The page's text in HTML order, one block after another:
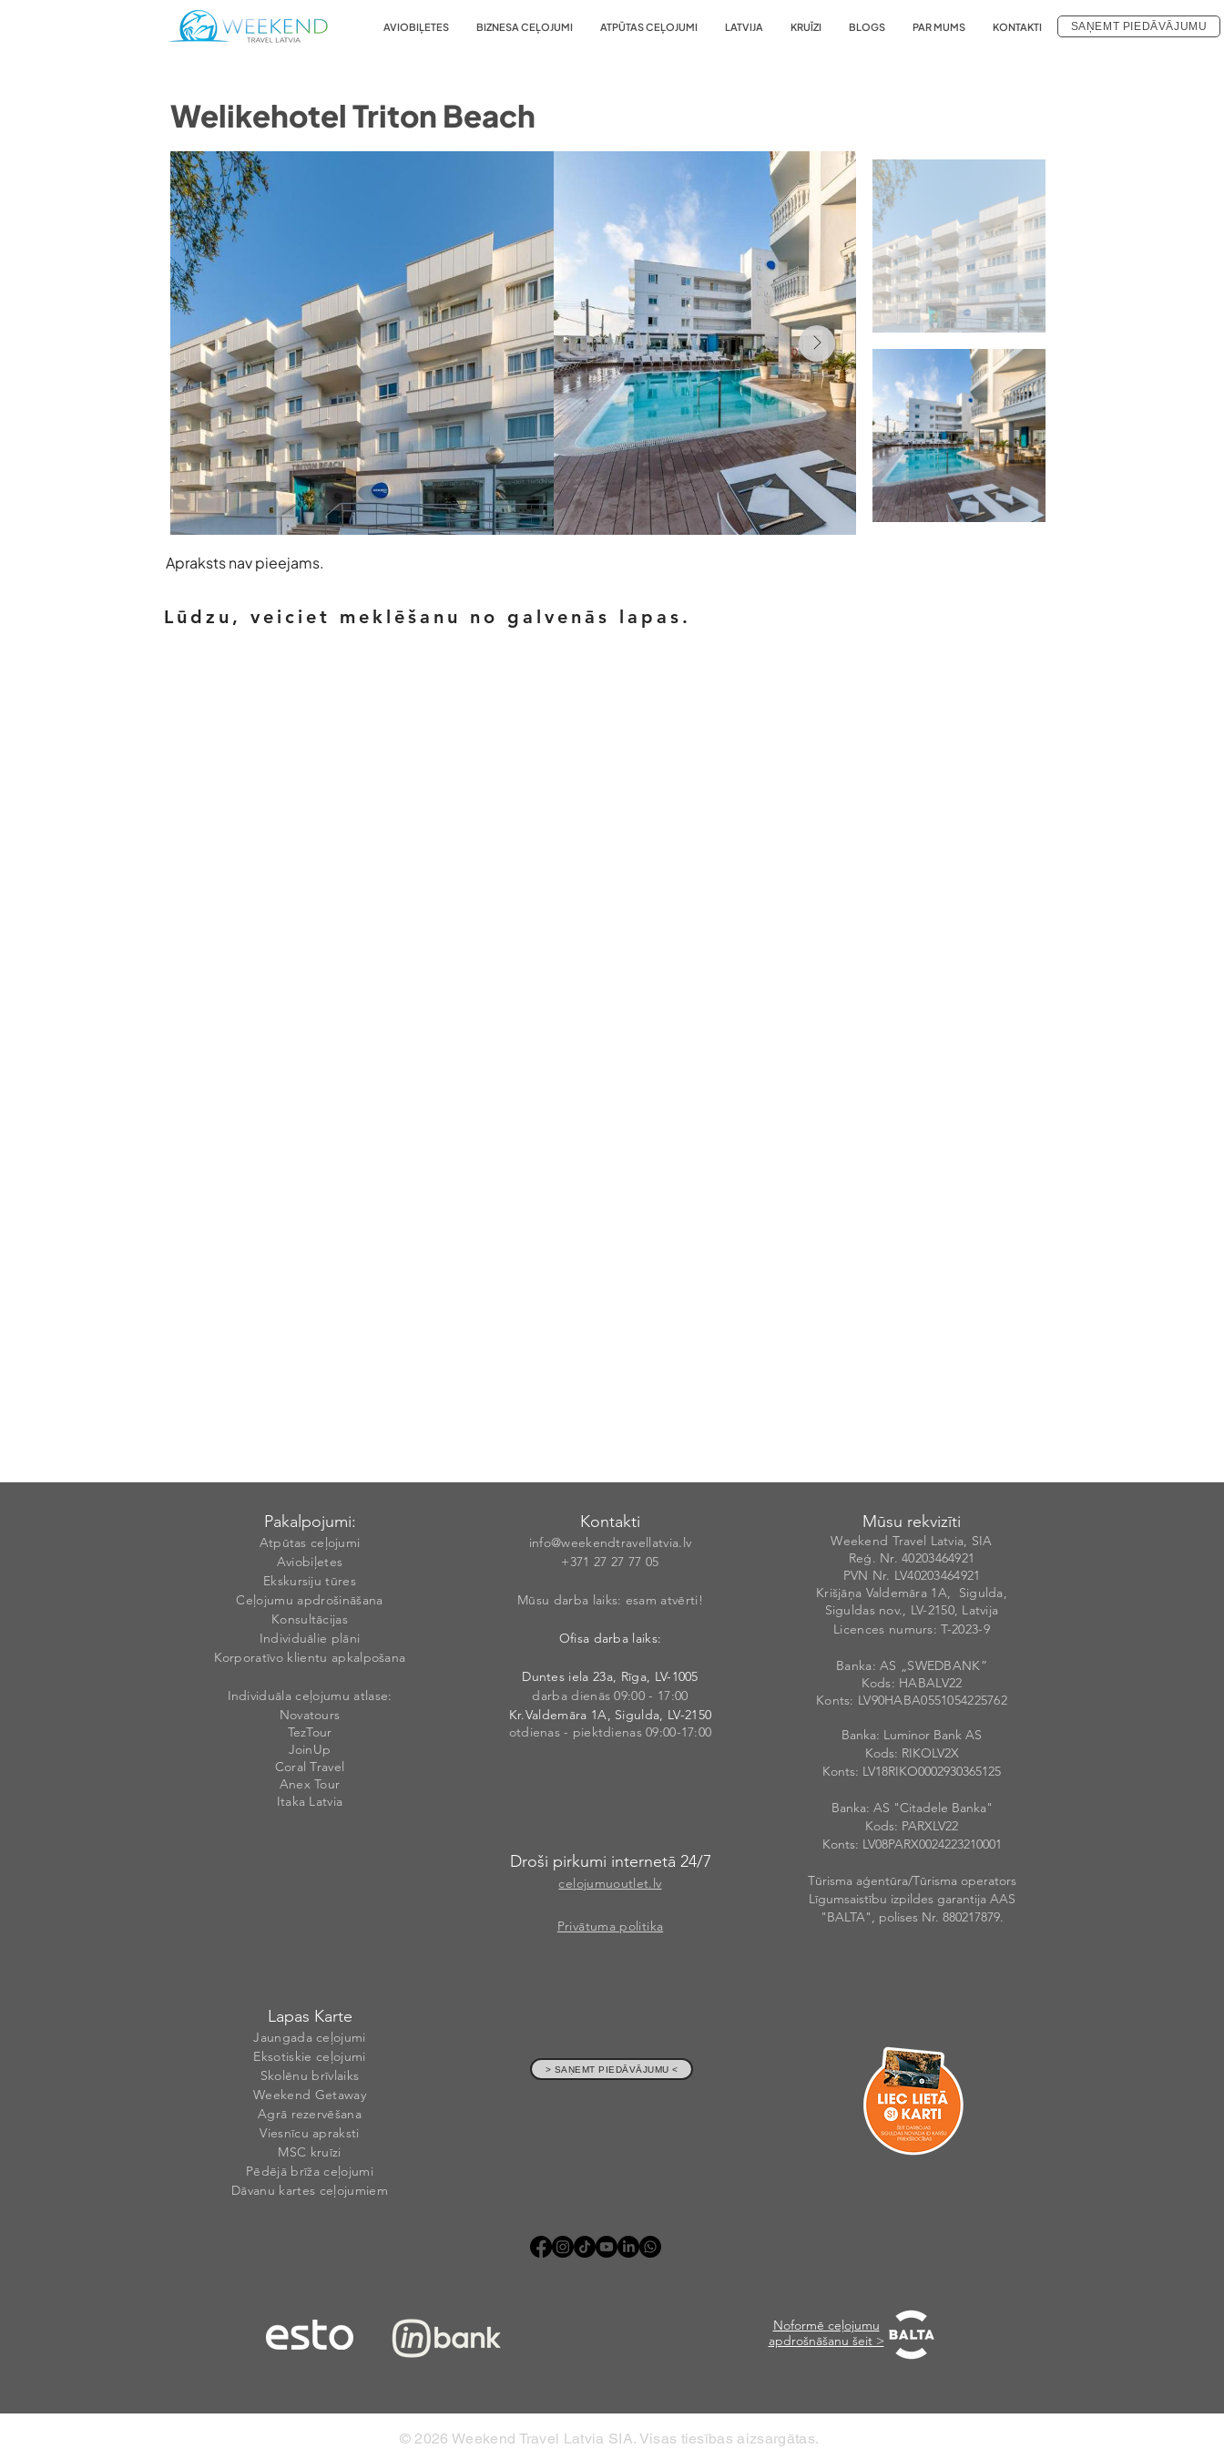
AVIOBIĻETES BIZNESA CEĻOJUMI ATPŪTAS CEĻOJUMI LATVIJA KRUĪZI BLOGS PAR MUMS KONTAKTI SAŅEMT PIEDĀVĀJUMU
Welikehotel Triton Beach
Apraksts nav pieejams.
Lūdzu, veiciet meklēšanu no galvenās lapas.
Pakalpojumi:
Atpūtas ceļojumi
Aviobiļetes
Ekskursiju tūres
Ceļojumu apdrošināšana
Konsultācijas
Individuālie plāni
Korporatīvo klientu apkalpošana
Individuāla ceļojumu atlase:
Novatours
TezTour
JoinUp
Coral Travel
Anex Tour
Itaka Latvia
Kontakti
info@weekendtravellatvia.lv
+371 27 27 77 05
Mūsu darba laiks: esam atvērti!
Ofisa darba laiks:
Duntes iela 23a, Rīga, LV-1005
darba dienās 09:00 - 17:00
Kr.Valdemāra 1A, Sigulda, LV-2150
otdienas - piektdienas 09:00-17:00
Droši pirkumi internetā 24/7
celojumuoutlet.lv
Privātuma politika
Mūsu rekvizīti
Weekend Travel Latvia, SIA
Reģ. Nr. 40203464921
PVN Nr. LV40203464921
Krišjāņa Valdemāra 1A, Sigulda,
Siguldas nov., LV-2150, Latvija
Licences numurs: T-2023-9
Banka: AS „SWEDBANK”
Kods: HABALV22
Konts: LV90HABA0551054225762
Banka: Luminor Bank AS
Kods: RIKOLV2X
Konts: LV18RIKO0002930365125
Banka: AS "Citadele Banka"
Kods: PARXLV22
Konts: LV08PARX0024223210001
Tūrisma aģentūra/Tūrisma operators
Līgumsaistību izpildes garantija AAS
"BALTA", polises Nr. 880217879.
Lapas Karte
Jaungada ceļojumi
Eksotiskie ceļojumi
Skolēnu brīvlaiks
Weekend Getaway
Agrā rezervēšana
Viesnīcu apraksti
MSC kruīzi
Pēdējā brīža ceļojumi
Dāvanu kartes ceļojumiem
> SAŅEMT PIEDĀVĀJUMU <
Noformē ceļojumu
apdrošnāšanu šeit >
© 2026 Weekend Travel Latvia SIA. Visas tiesības aizsargātas.